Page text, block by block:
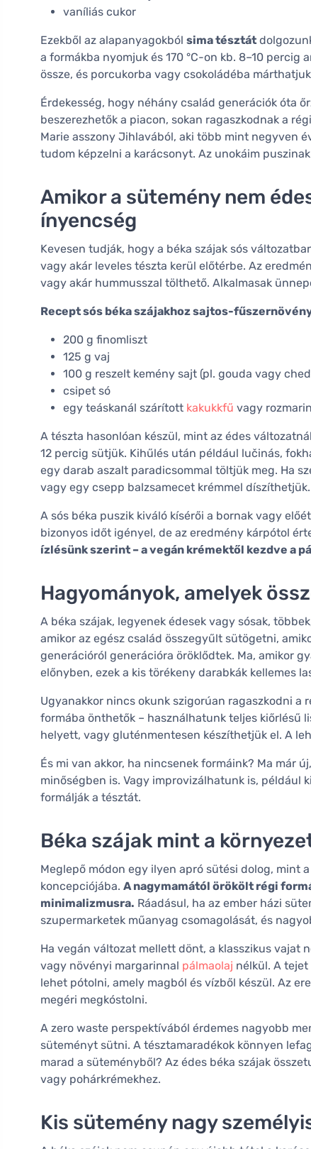
vaníliás cukor
Ezekből az alapanyagokból sima tésztát
a formákba nyomjuk és 170 °C-on kb. 8–10
össze, és porcukorba vagy csokoládéba
Érdekesség, hogy néhány család generációk óta
beszerezhetők a piacon, sokan ragaszkodnak a
Marie asszony Jihlavából, aki több mint negyven
tudom képzelni a karácsonyt. Az unokáim
Amikor a sütemény nem
ínyencség
Kevesen tudják, hogy a béka szájak sós
vagy akár leveles tészta kerül előtérbe. Az
vagy akár hummusszal tölthető. Alkalmasak
Recept sós béka szájakhoz sajtos-
200 g finomliszt
125 g vaj
100 g reszelt kemény sajt (pl. gouda vagy
csipet só
egy teáskanál szárított kakukkfű vagy
A tészta hasonlóan készül, mint az édes
12 percig sütjük. Kihűlés után például lučinás,
egy darab aszalt paradicsommal töltjük meg. Ha
vagy egy csepp balzsamecet krémmel díszíthetjük.
A sós béka puszik kiváló kísérői a bornak vagy
bizonyos időt igényel, de az eredmény kárpótol
ízlésünk szerint – a vegán krémektől kezdve a
Hagyományok, amelyek
A béka szájak, legyenek édesek vagy sósak,
amikor az egész család összegyűlt sütögetni,
generációról generációra öröklődtek. Ma, amikor
előnyben, ezek a kis törékeny darabkák kellemes
Ugyanakkor nincs okunk szigorúan ragaszkodni a
formába önthetők – használhatunk teljes kiőrlésű
helyett, vagy gluténmentesen készíthetjük el. A
És mi van akkor, ha nincsenek formáink? Ma már
minőségben is. Vagy improvizálhatunk is, például
formálják a tésztát.
Béka szájak mint a
Meglepő módon egy ilyen apró sütési dolog, mint
koncepciójába. A nagymamától örökölt régi
minimalizmusra. Ráadásul, ha az ember házi
szupermarketek műanyag csomagolását, és
Ha vegán változat mellett dönt, a klasszikus vajat
vagy növényi margarinnal pálmaolaj nélkül. A
lehet pótolni, amely magból és vízből készül. Az
megéri megkóstolni.
A zero waste perspektívából érdemes nagyobb
süteményt sütni. A tésztamaradékok könnyen
marad a süteményből? Az édes béka szájak
vagy pohárkrémekhez.
Kis sütemény nagy